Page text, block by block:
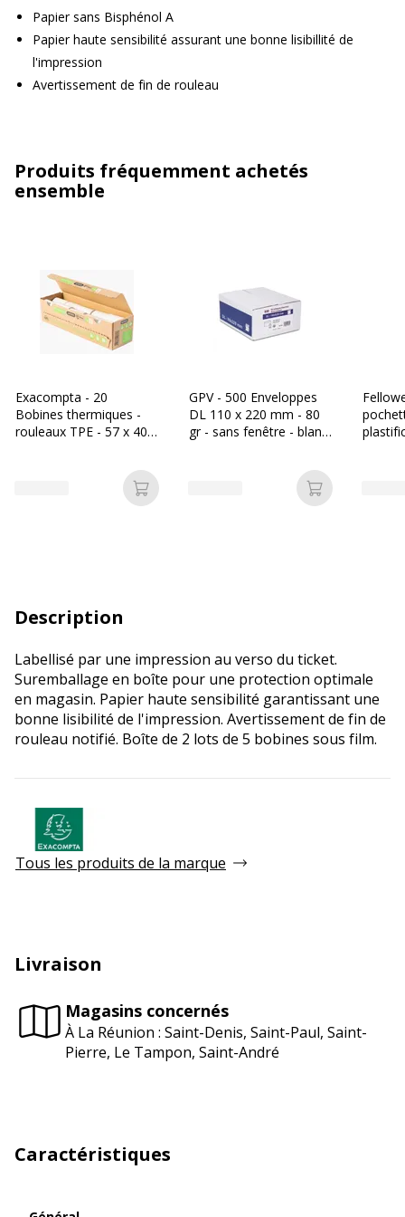
Papier sans Bisphénol A
Papier haute sensibilité assurant une bonne lisibillité de
l'impression
Avertissement de fin de rouleau
Produits fréquemment achetés
ensemble
Exacompta - 20
Bobines thermiques -
rouleaux TPE - 57 x 40 x
Ajouter au panier
GPV - 500 Enveloppes
DL 110 x 220 mm - 80
gr - sans fenêtre - blanc
Ajouter au
Description
Labellisé par une impression au verso du ticket.
Suremballage en boîte pour une protection optimale
en magasin. Papier haute sensibilité garantissant une
bonne lisibilité de l'impression. Avertissement de fin de
rouleau notifié. Boîte de 2 lots de 5 bobines sous film.
Tous les produits de la marque
Livraison
Magasins concernés
À La Réunion : Saint-Denis, Saint-Paul, Saint-
Pierre, Le Tampon, Saint-André
Caractéristiques